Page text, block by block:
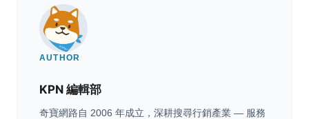
AUTHOR
KPN 編輯部
奇寶網路自 2006 年成立，深耕搜尋行銷產業 — 服務